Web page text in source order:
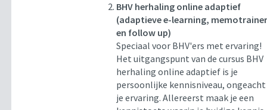
BHV herhaling online adaptief
(adaptieve e-learning,
en follow up)
Speciaal voor BHV'ers met ervaring!
Het uitgangspunt van de cursus BHV
herhaling online adaptief is je
persoonlijke kennisniveau, ongeacht
je ervaring. Allereerst maak je een